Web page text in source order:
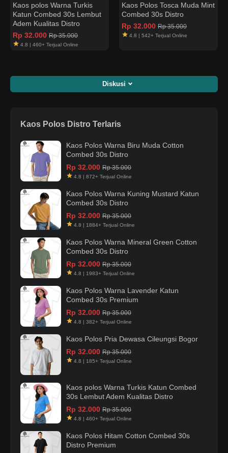
Kaos polos Warna Turkis
Katun Combed 30s Lembut
Adem Kualitas Distro
Rp 32.000 Rp 35.000
4.8 | 460+ Terjual Online
Kaos Polos Tosca Muda Mint
Combed 30s Distro
Rp 32.000Rp 35.000
4.8 | 542+ Terjual Online
Diskusi
Kaos Polos Distro Terlaris
Kaos Polos Warna Biru Muda Cotton
Combed 30s Distro
Rp 32.000 Rp 35.000
4.8 | 872+ Terjual Online
Kaos Polos Warna Kuning Mustard Katun
Combed 30s Distro
Rp 32.000 Rp 35.000
4.8 | 1884+ Terjual Online
Kaos Polos Warna Mineral Green Cotton
Combed 30s Distro
Rp 32.000 Rp 35.000
4.8 | 1983+ Terjual Online
Kaos Polos Warna Lavender Katun
Combed 30s Premium
Rp 32.000 Rp 35.000
4.8 | 382+ Terjual Online
Kaos Polos Pria Dewasa Cileungsi Bogor
Rp 32.000 Rp 35.000
4.8 | 185+ Terjual Online
Kaos polos Warna Turkis Katun Combed
30s Lembut Adem Kualitas Distro
Rp 32.000 Rp 35.000
4.8 | 460+ Terjual Online
Kaos Polos Hitam Cotton Combed 30s
Distro Premium